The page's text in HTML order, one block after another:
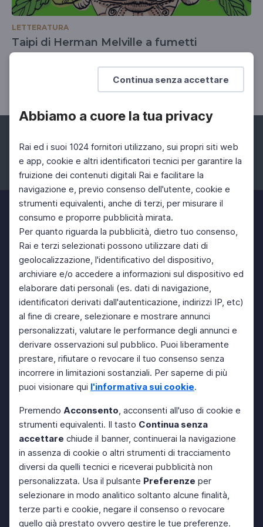
Continua senza accettare
Abbiamo a cuore la tua privacy
Rai ed i suoi 1024 fornitori utilizzano, sui propri siti web
e app, cookie e altri identificatori tecnici per garantire la
fruizione dei contenuti digitali Rai e facilitare la
navigazione e, previo consenso dell'utente, cookie e
strumenti equivalenti, anche di terzi, per misurare il
consumo e proporre pubblicità mirata.
Per quanto riguarda la pubblicità, dietro tuo consenso,
Rai e terzi selezionati possono utilizzare dati di
geolocalizzazione, l'identificativo del dispositivo,
archiviare e/o accedere a informazioni sul dispositivo ed
elaborare dati personali (es. dati di navigazione,
identificatori derivati dall'autenticazione, indirizzi IP, etc)
al fine di creare, selezionare e mostrare annunci
personalizzati, valutare le performance degli annunci e
derivare osservazioni sul pubblico. Puoi liberamente
prestare, rifiutare o revocare il tuo consenso senza
incorrere in limitazioni sostanziali. Per saperne di più
puoi visionare qui l'informativa sui cookie.
Premendo Acconsento, acconsenti all'uso di cookie e
strumenti equivalenti. Il tasto Continua senza
accettare chiude il banner, continuerai la navigazione
in assenza di cookie o altri strumenti di tracciamento
diversi da quelli tecnici e riceverai pubblicità non
personalizzata. Usa il pulsante Preferenze per
selezionare in modo analitico soltanto alcune finalità,
terze parti e cookie, negare il consenso o revocare
quello già prestato ovvero gestire le tue preferenze.
LETTERATURA
Taipi di Herman Melville a fumetti
Matteo Guarnaccia
Facebook Instagram Twitter